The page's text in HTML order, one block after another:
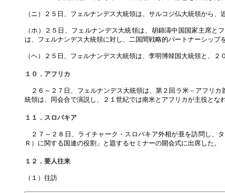
（ニ）２５日、フェルナンデス大統領は、サルコジ仏大統領から
（ホ）２５日、フェルナンデス大統領は、胡錦濤中国国家主席
は、フェルナンデス大統領に対し、二国間戦略的パートナーシッ
（ヘ）２５日、フェルナンデス大統領は、李明博韓国大統領と、
１０．アフリカ
２６～２７日、フェルナンデス大統領は、第２回ラ米－アフリ
統領は、同会合で演説し、２１世紀では南米とアフリカが主役とな
１１．スロバキア
２７～２８日、ライチャーク・スロバキア外相が亜を訪問し、
Ｒ）に関する国連の役割」と題するセミナーの開会式に出席した。
１２．要人往来
（１）往訪